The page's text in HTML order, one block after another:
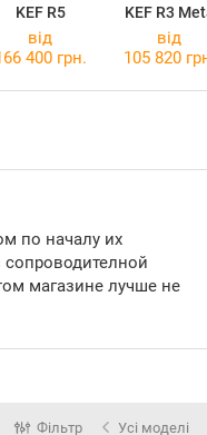
KEF R5 KEF R3
від
400 грн.
від
105 820
по началу их
сопроводителной
магазине лучше не
Фільтр Усі моделі